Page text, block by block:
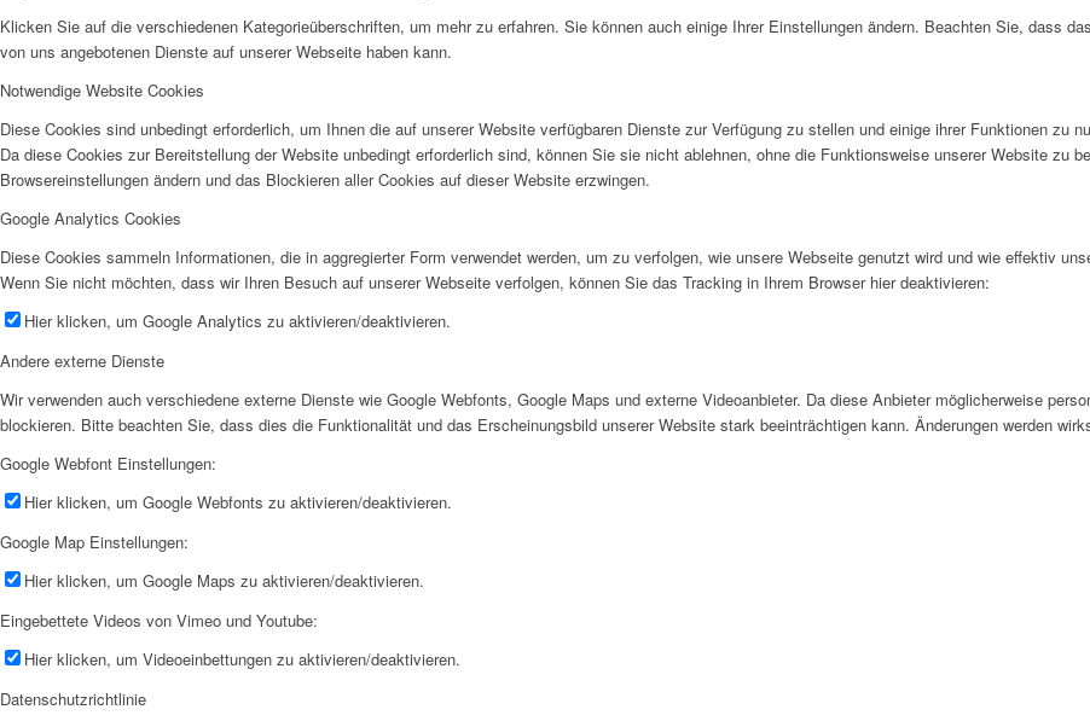
Klicken Sie auf die verschiedenen Kategorieüberschriften, um mehr zu erfahren. Sie können auch einige Ihrer Einstellungen ändern. Beachten Sie, dass
von uns angebotenen Dienste auf unserer Webseite haben kann.
Notwendige Website Cookies
Diese Cookies sind unbedingt erforderlich, um Ihnen die auf unserer Website verfügbaren Dienste zur Verfügung zu stellen und einige ihrer Funktionen zu
Da diese Cookies zur Bereitstellung der Website unbedingt erforderlich sind, können Sie sie nicht ablehnen, ohne die Funktionsweise unserer Website zu
Browsereinstellungen ändern und das Blockieren aller Cookies auf dieser Website erzwingen.
Google Analytics Cookies
Diese Cookies sammeln Informationen, die in aggregierter Form verwendet werden, um zu verfolgen, wie unsere Webseite genutzt wird und wie effektiv
Wenn Sie nicht möchten, dass wir Ihren Besuch auf unserer Webseite verfolgen, können Sie das Tracking in Ihrem Browser hier deaktivieren:
Hier klicken, um Google Analytics zu aktivieren/deaktivieren.
Andere externe Dienste
Wir verwenden auch verschiedene externe Dienste wie Google Webfonts, Google Maps und externe Videoanbieter. Da diese Anbieter möglicherweise
blockieren. Bitte beachten Sie, dass dies die Funktionalität und das Erscheinungsbild unserer Website stark beeinträchtigen kann. Änderungen werden
Google Webfont Einstellungen:
Hier klicken, um Google Webfonts zu aktivieren/deaktivieren.
Google Map Einstellungen:
Hier klicken, um Google Maps zu aktivieren/deaktivieren.
Eingebettete Videos von Vimeo und Youtube:
Hier klicken, um Videoeinbettungen zu aktivieren/deaktivieren.
Datenschutzrichtlinie